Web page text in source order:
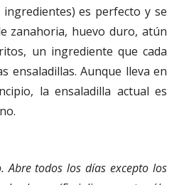
es perfecto y se
zanahoria, huevo duro, atún
un ingrediente que cada
ensaladillas. Aunque lleva en
la ensaladilla actual es
Abre todos los días excepto los